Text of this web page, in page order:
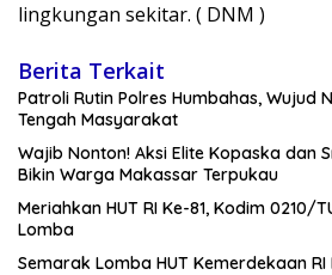
lingkungan sekitar. ( DNM )
Berita Terkait
Patroli Rutin Polres Humbahas, Wujud
Tengah Masyarakat
Wajib Nonton! Aksi Elite Kopaska dan
Bikin Warga Makassar Terpukau
Meriahkan HUT RI Ke-81, Kodim 0210/
Lomba
Semarak Lomba HUT Kemerdekaan RI